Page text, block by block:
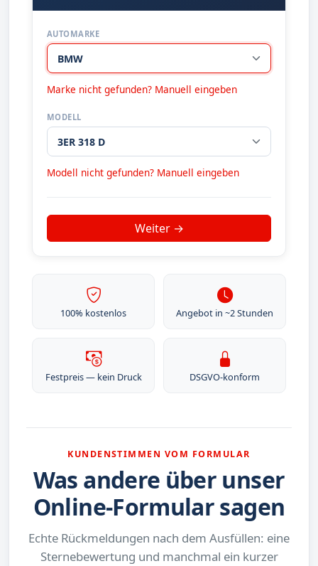
AUTOMARKE
Marke nicht gefunden? Manuell eingeben
MODELL
Modell nicht gefunden? Manuell eingeben
100% kostenlos Angebot in ~2 Stunden
Festpreis — kein Druck DSGVO-konform
KUNDENSTIMMEN VOM FORMULAR
Was andere über unser
Online-Formular sagen
Echte Rückmeldungen nach dem Ausfüllen: eine
Sternebewertung und manchmal ein kurzer